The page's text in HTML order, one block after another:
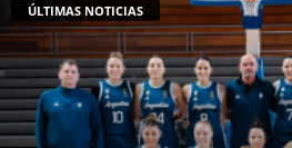
ÚLTIMAS NOTICIAS